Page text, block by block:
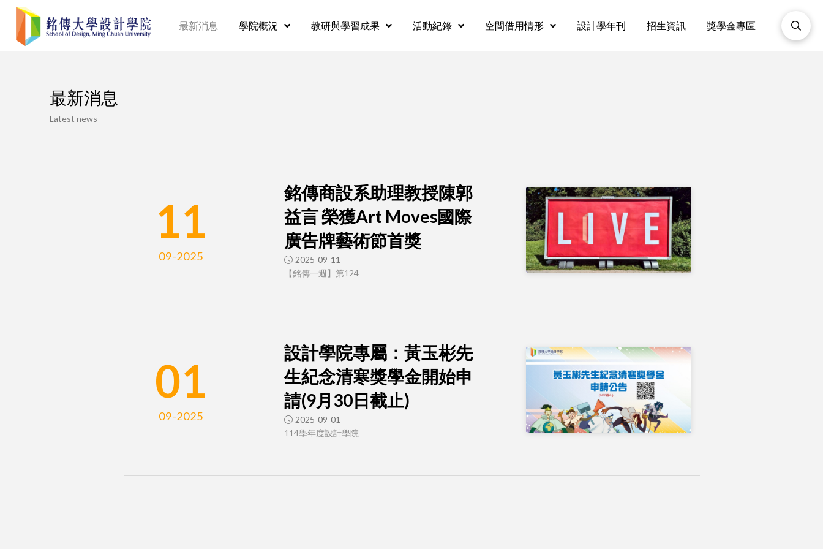
最新消息 學院概況 教研與學習成果 活動紀錄 空間借用情形 設計學年刊 招生資訊 獎學金專區
最新消息
Latest news
11
09-2025
銘傳商設系助理教授陳郭
益言 榮獲Art Moves國際
廣告牌藝術節首獎
2025-09-11
【銘傳一週】第124
01
09-2025
設計學院專屬：黃玉彬先
生紀念清寒獎學金開始申
請(9月30日截止)
2025-09-01
114學年度設計學院